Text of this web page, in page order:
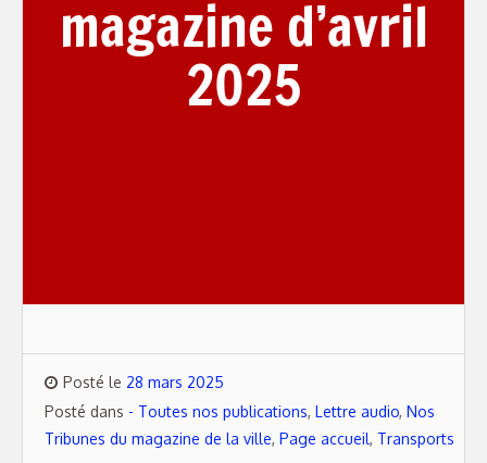
magazine d’avril
2025
Posté le 28 mars 2025
Posté dans - Toutes nos publications, Lettre audio, Nos
Tribunes du magazine de la ville, Page accueil, Transports